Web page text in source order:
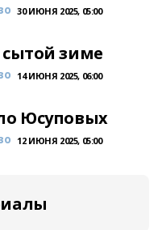
30 ИЮНЯ 2025, 05:00
сытой зиме
14 ИЮНЯ 2025, 06:00
Юсуповых
12 ИЮНЯ 2025, 05:00